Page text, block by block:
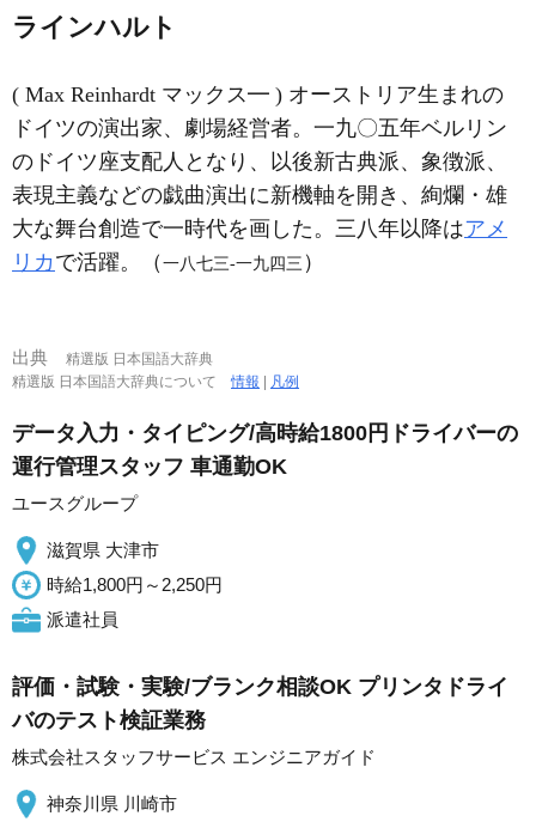
ラインハルト
( Max Reinhardt マックス━ ) オーストリア生まれの
ドイツの演出家、劇場経営者。一九〇五年ベルリン
のドイツ座支配人となり、以後新古典派、象徴派、
表現主義などの戯曲演出に新機軸を開き、絢爛・雄
大な舞台創造で一時代を画した。三八年以降はアメ
リカで活躍。（一八七三‐一九四三 ）
出典
精選版 日本国語大辞典
精選版 日本国語大辞典について情報 | 凡例
データ入力・タイピング/高時給1800円ドライバーの
運行管理スタッフ 車通勤OK
ユースグループ
滋賀県 大津市
時給1,800円～2,250円
派遣社員
評価・試験・実験/ブランク相談OK プリンタドライ
バのテスト検証業務
株式会社スタッフサービス エンジニアガイド
神奈川県 川崎市